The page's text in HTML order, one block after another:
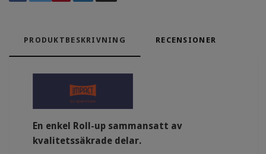
PRODUKTBESKRIVNING RECENSIONER
En enkel Roll-up sammansatt av
kvalitetssäkrade delar.